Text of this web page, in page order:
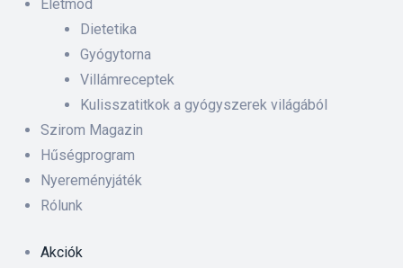
Életmód
Dietetika
Gyógytorna
Villámreceptek
Kulisszatitkok a gyógyszerek világából
Szirom Magazin
Hűségprogram
Nyereményjáték
Rólunk
Akciók